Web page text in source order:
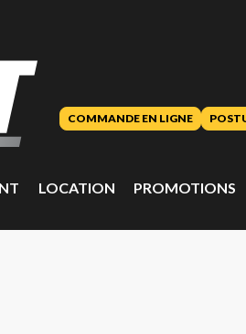
COMMANDE EN LIGNE
LOCATION PROMOTIONS